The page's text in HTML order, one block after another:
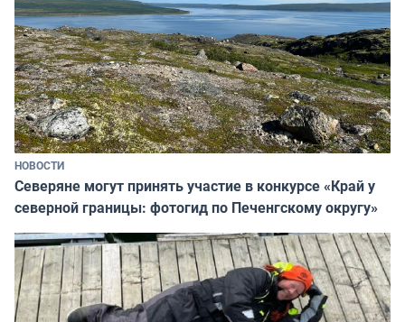
НОВОСТИ
Северяне могут принять участие в конкурсе «Край у
северной границы: фотогид по Печенгскому округу»